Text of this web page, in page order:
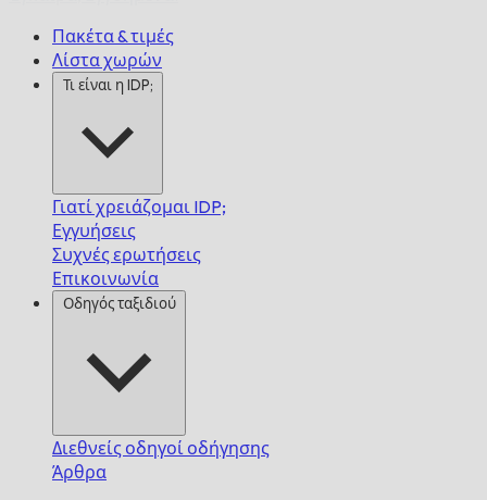
Πακέτα & τιμές
Λίστα χωρών
Τι είναι η IDP;
Γιατί χρειάζομαι IDP;
Εγγυήσεις
Συχνές ερωτήσεις
Επικοινωνία
Οδηγός ταξιδιού
Διεθνείς οδηγοί οδήγησης
Άρθρα